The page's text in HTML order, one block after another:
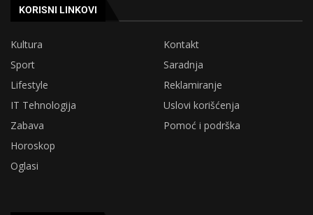
KORISNI LINKOVI
Kultura
Kontakt
Sport
Saradnja
Lifestyle
Reklamiranje
IT Tehnologija
Uslovi korišćenja
Zabava
Pomoć i podrška
Horoskop
Oglasi